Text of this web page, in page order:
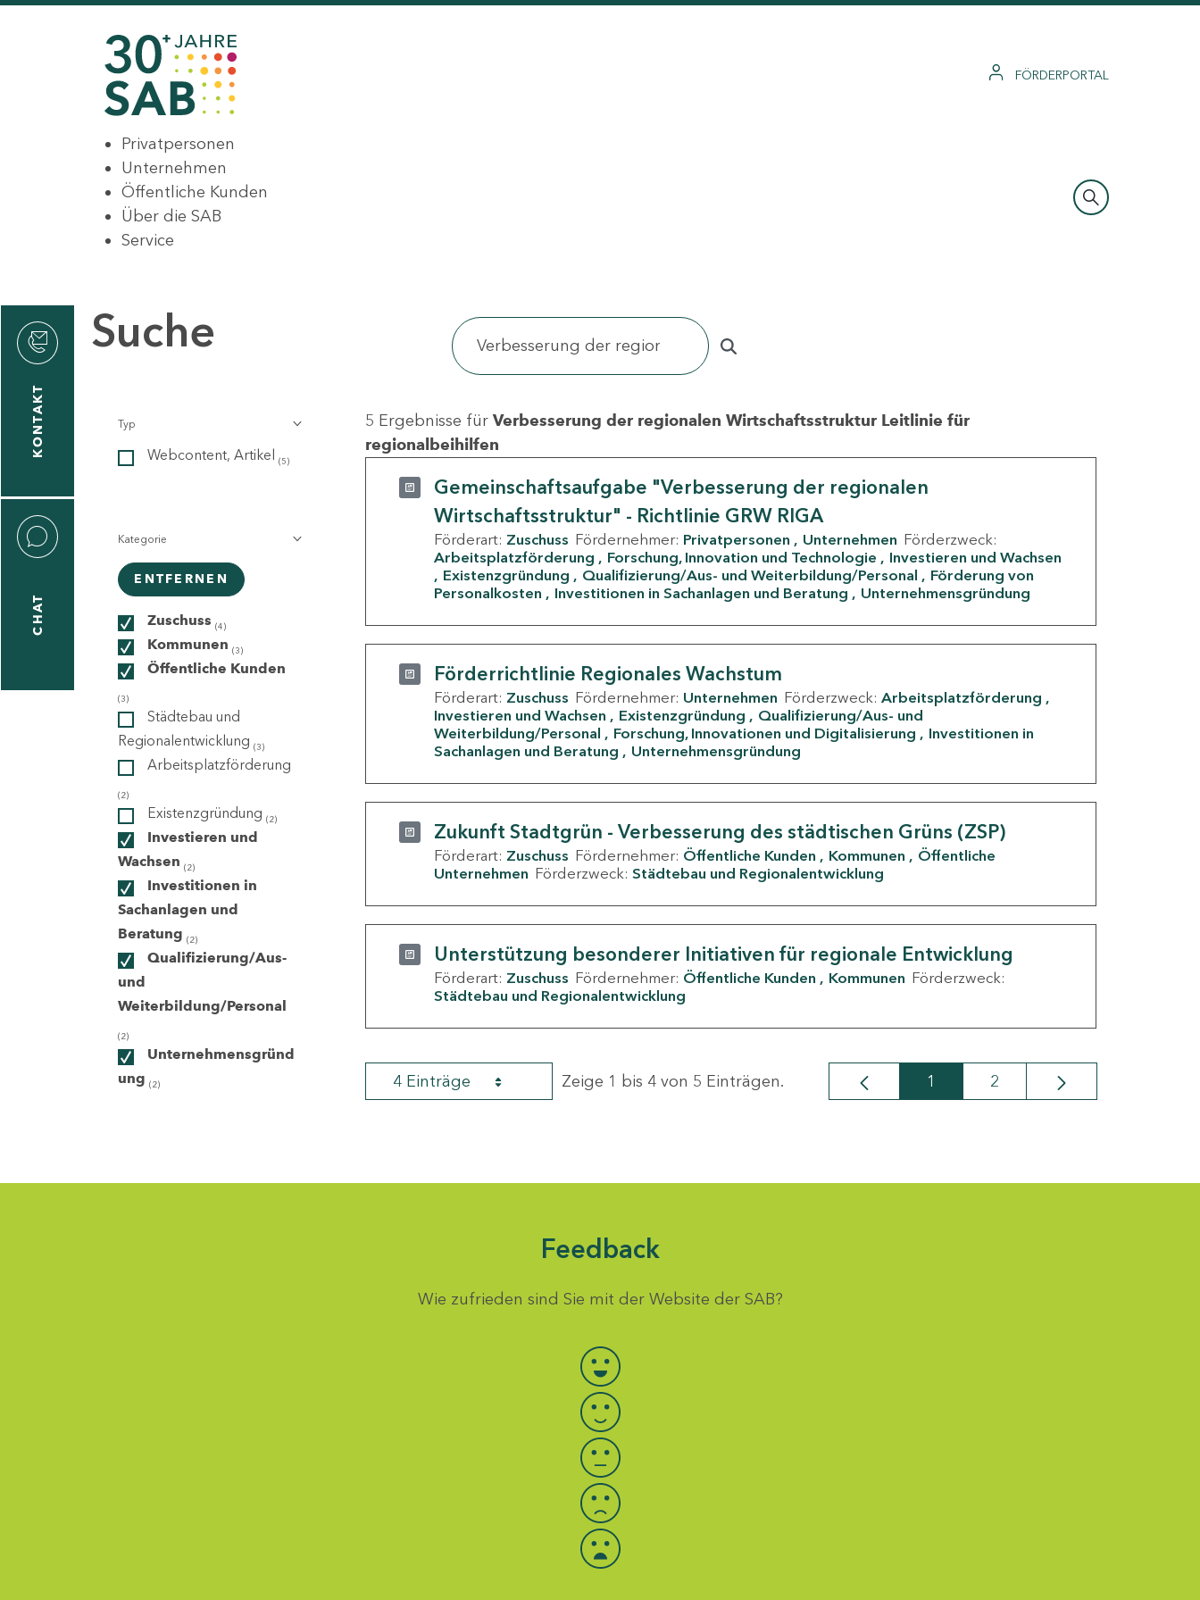
FÖRDERPORTAL
Privatpersonen
Unternehmen
Öffentliche Kunden
Über die SAB
Service
KONTAKT
CHAT
Suche
Typ
Webcontent, Artikel (5)
Kategorie
ENTFERNEN
Zuschuss (4)
Kommunen (3)
Öffentliche Kunden
(3)
Städtebau und
Regionalentwicklung (3)
Arbeitsplatzförderung
(2)
Existenzgründung (2)
Investieren und
Wachsen (2)
Investitionen in
Sachanlagen und
Beratung (2)
Qualifizierung/Aus-
und
Weiterbildung/Personal
(2)
Unternehmensgründ
ung (2)
5 Ergebnisse für Verbesserung der regionalen Wirtschaftsstruktur Leitlinie für
regionalbeihilfen
Gemeinschaftsaufgabe "Verbesserung der regionalen
Wirtschaftsstruktur" - Richtlinie GRW RIGA
Förderart: Zuschuss Fördernehmer: Privatpersonen Unternehmen Förderzweck:
Arbeitsplatzförderung
Forschung, Innovation und Technologie
Investieren und Wachsen
Existenzgründung
Qualifizierung/Aus- und Weiterbildung/Personal
Förderung von
Personalkosten
Investitionen in Sachanlagen und Beratung Unternehmensgründung
Förderrichtlinie Regionales Wachstum
Förderart: Zuschuss Fördernehmer: Unternehmen Förderzweck: Arbeitsplatzförderung
Investieren und Wachsen
Existenzgründung
Qualifizierung/Aus- und
Weiterbildung/Personal
Forschung, Innovationen und Digitalisierung
Investitionen in
Sachanlagen und Beratung
Unternehmensgründung
Zukunft Stadtgrün - Verbesserung des städtischen Grüns (ZSP)
Förderart: Zuschuss Fördernehmer: Öffentliche Kunden Kommunen
Öffentliche
Unternehmen Förderzweck: Städtebau und Regionalentwicklung
Unterstützung besonderer Initiativen für regionale Entwicklung
Förderart: Zuschuss Fördernehmer: Öffentliche Kunden Kommunen Förderzweck:
Städtebau und Regionalentwicklung
4 Einträge Zeige 1 bis 4 von 5 Einträgen. Seite
1 Seite
2
Feedback
Wie zufrieden sind Sie mit der Website der SAB?
Bewertung auswählen